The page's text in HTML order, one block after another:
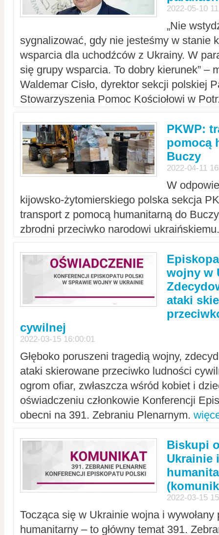
2022-05-10
„Nie
sygnalizować, gdy nie jesteśmy w stanie
wsparcia dla uchodźców z Ukrainy. W
się grupy wsparcia. To dobry kierunek” –
Waldemar Cisło, dyrektor sekcji polskiej
Stowarzyszenia Pomoc Kościołowi w
PKWP:
pomocą
Buczy
2022-04-11
W
kijowsko-żytomierskiego polska sekcja
transport z pomocą humanitarną do
zbrodni przeciwko narodowi
wojny w
ataki
cywilnej
2022-03-15 16:00:01
Głęboko poruszeni tragedią wojny,
ataki skierowane przeciwko ludności
ogrom ofiar, zwłaszcza wśród kobiet i
oświadczeniu członkowie Konferencji
obecni na 391. Zebraniu Plenarnym.
Biskupi
Ukrainie
2022-03-15
Tocząca się w Ukrainie wojna i
humanitarny – to główny temat 391.